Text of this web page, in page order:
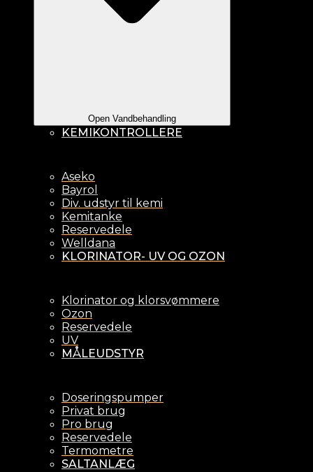
Open Vandbehandling
KEMIKONTROLLERE
Aseko
Bayrol
Div. udstyr til kemi
Kemitanke
Reservedele
Welldana
KLORINATOR- UV OG OZON
Klorinator og klorsvømmere
Ozon
Reservedele
UV
MÅLEUDSTYR
Doseringspumper
Privat brug
Pro brug
Reservedele
Termometre
SALTANLÆG